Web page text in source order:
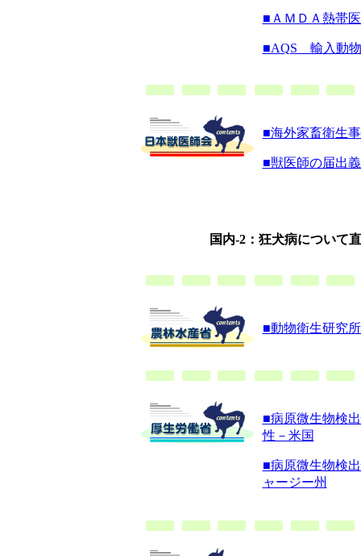
■ＡＭＤＡ熱帯
■AQS 輸入動
■海外家畜衛生
■獣医師の届出
国内-2：狂犬病について
■動物衛生研究
■病原微生物検
性－米国
■病原微生物検
ャージー州